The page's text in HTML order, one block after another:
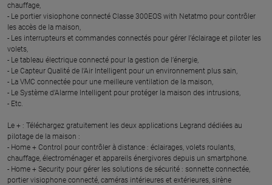
chauffage,
- Le portier visiophone connecté Classe 300EOS with Netatmo pour contrôler
les accès de la maison,
- Les interrupteurs et commandes connectés pour gérer l’éclairage et piloter les
volets,
- Le tableau électrique connecté pour la gestion de l’énergie,
- Le Capteur Qualité de l’Air Intelligent pour un environnement plus sain,
- La VMC connectée pour une meilleure ventilation de la maison,
- Le Système d’Alarme Intelligent pour protéger la maison des intrusions,
- Etc.
Le + : Téléchargez gratuitement les deux applications Legrand dédiées au
pilotage de la maison :
- Home + Control pour contrôler à distance : éclairages, volets roulants,
chauffage, électroménager et appareils énergivores depuis un smartphone.
- Home + Security pour gérer les solutions de sécurité : sonnette connectée,
portier visiophone connecté, caméras intérieures et extérieures, sirène